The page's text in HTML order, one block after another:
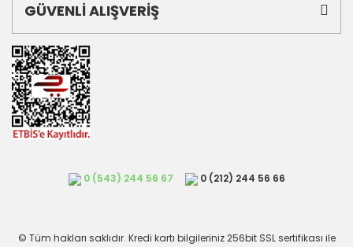
GÜVENLİ ALIŞVERİŞ
0 (543) 244 56 67 0 (212) 244 56 66
© Tüm hakları saklıdır. Kredi kartı bilgileriniz 256bit SSL sertifikası ile